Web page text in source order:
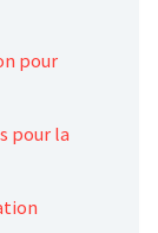
pour
pour la